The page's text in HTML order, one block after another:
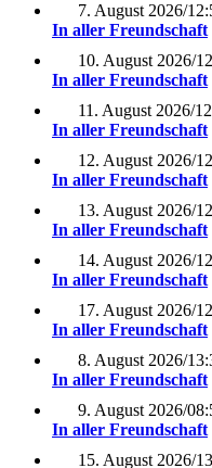
7. August 2026/
In aller Freundschaft
10. August 2026/
In aller Freundschaft
11. August 2026/
In aller Freundschaft
12. August 2026/
In aller Freundschaft
13. August 2026/
In aller Freundschaft
14. August 2026/
In aller Freundschaft
17. August 2026/
In aller Freundschaft
8. August 2026/
In aller Freundschaft
9. August 2026/
In aller Freundschaft
15. August 2026/